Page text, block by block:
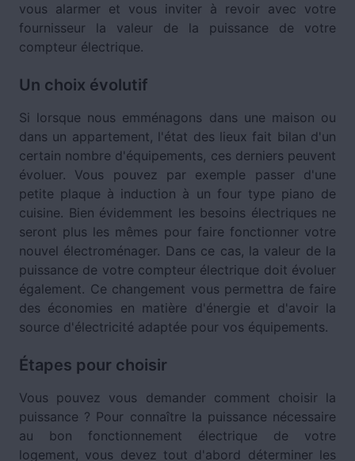
vous alarmer et vous inviter à revoir avec votre
fournisseur la valeur de la puissance de votre
compteur électrique.
Un choix évolutif
Si lorsque nous emménagons dans une maison ou
dans un appartement, l'état des lieux fait bilan d'un
certain nombre d'équipements, ces derniers peuvent
évoluer. Vous pouvez par exemple passer d'une
petite plaque à induction à un four type piano de
cuisine. Bien évidemment les besoins électriques ne
seront plus les mêmes pour faire fonctionner votre
nouvel électroménager. Dans ce cas, la valeur de la
puissance de votre compteur électrique doit évoluer
également. Ce changement vous permettra de faire
des économies en matière d'énergie et d'avoir la
source d'électricité adaptée pour vos équipements.
Étapes pour choisir
Vous pouvez vous demander comment choisir la
puissance ? Pour connaître la puissance nécessaire
au bon fonctionnement électrique de votre
logement, vous devez tout d'abord déterminer les